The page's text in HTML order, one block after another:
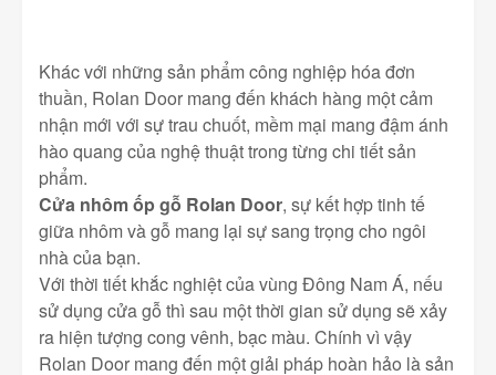
Khác với những sản phẩm công nghiệp hóa đơn
thuần, Rolan Door mang đến khách hàng một cảm
nhận mới với sự trau chuốt, mềm mại mang đậm ánh
hào quang của nghệ thuật trong từng chi tiết sản
phẩm.
Cửa nhôm ốp gỗ Rolan Door, sự kết hợp tinh tế
giữa nhôm và gỗ mang lại sự sang trọng cho ngôi
nhà của bạn.
Với thời tiết khắc nghiệt của vùng Đông Nam Á, nếu
sử dụng cửa gỗ thì sau một thời gian sử dụng sẽ xảy
ra hiện tượng cong vênh, bạc màu. Chính vì vậy
Rolan Door mang đến một giải pháp hoàn hảo là sản